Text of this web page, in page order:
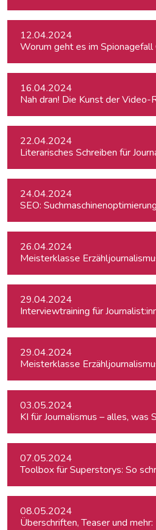
12.04.2024
Worum geht es im
16.04.2024
Nah dran! Die Kunst der Video-
22.04.2024
Literarisches Schreiben für
24.04.2024
SEO:
26.04.2024
Meisterklasse
29.04.2024
Interviewtraining für
29.04.2024
Meisterklasse
03.05.2024
KI für Journalismus – alles, was
07.05.2024
Toolbox für Superstorys: So
08.05.2024
Überschriften, Teaser und